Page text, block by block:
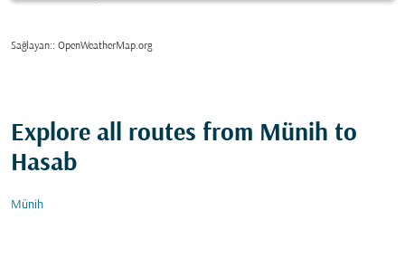
Sağlayan:: OpenWeatherMap.org
Explore all routes from Münih to
Hasab
Münih